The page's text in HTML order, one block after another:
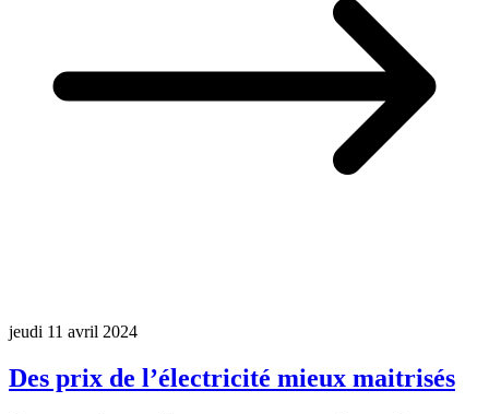
jeudi 11 avril 2024
Des prix de l’électricité mieux maitrisés